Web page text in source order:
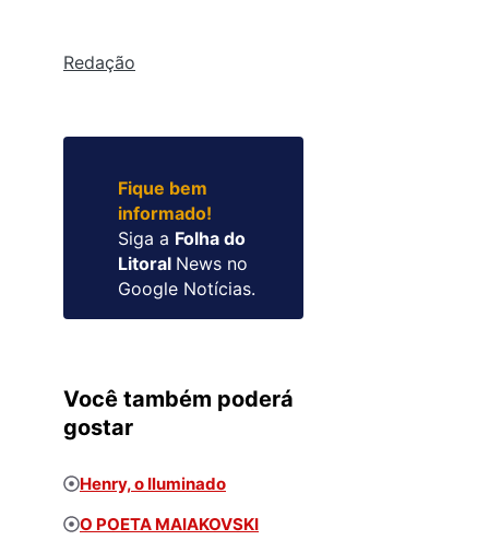
Redação
Fique bem
informado!
Siga a Folha do
Litoral News no
Google Notícias.
Você também poderá
gostar
Henry, o Iluminado
O POETA MAIAKOVSKI